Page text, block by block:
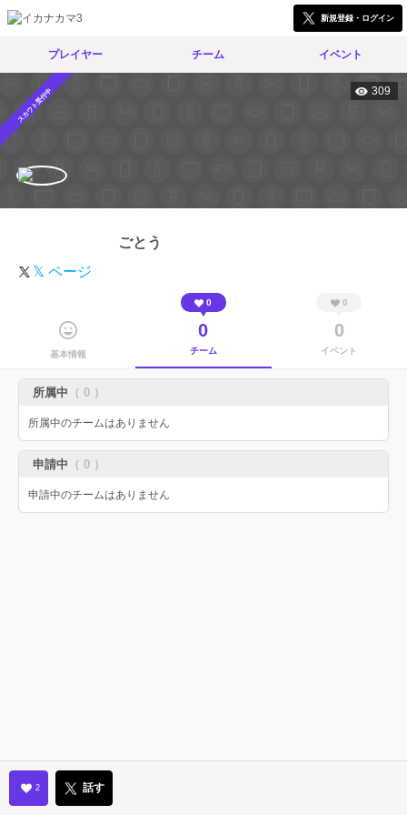
新規登録・ログイン
プレイヤー チーム イベント
スカウト受付中 309
ごとう
𝕏 ページ
基本情報
0
0
チーム
0
0
イベント
所属中 （ 0 ）
所属中のチームはありません
申請中 （ 0 ）
申請中のチームはありません
2 話す